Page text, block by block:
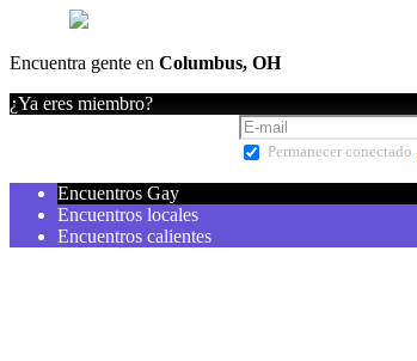
Encuentra gente en Columbus, OH
¿Ya eres miembro?
Permanecer conectado
Encuentros Gay
Encuentros locales
Encuentros calientes